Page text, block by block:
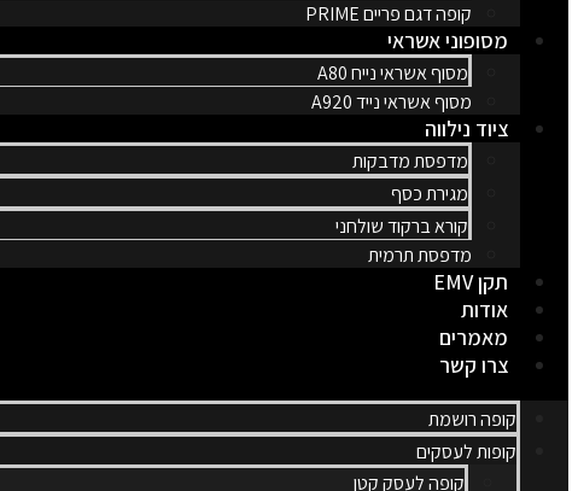
קופה דגם פריים PRIME
מסופוני אשראי
מסוף אשראי נייח A80
מסוף אשראי נייד A920
ציוד נילווה
מדפסת מדבקות
מגירת כסף
קורא ברקוד שולחני
מדפסת תרמית
תקן EMV
אודות
מאמרים
צרו קשר
קופה רושמת
קופות לעסקים
קופה לעסק קטן